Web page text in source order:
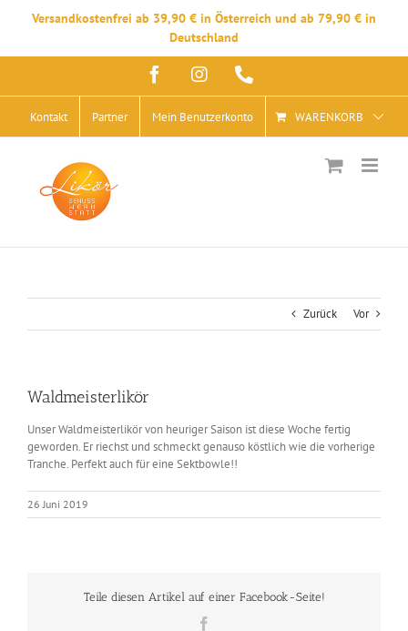
Versandkostenfrei ab 39,90 € in Österreich und ab 79,90 € in
Deutschland
springen
FacebookInstagram
Kontakt Partner Mein Benutzerkonto WARENKORB
Zurück Vor
Waldmeisterlikör
Unser Waldmeisterlikör von heuriger Saison ist diese Woche fertig
geworden. Er riechst und schmeckt genauso köstlich wie die vorherige
Tranche. Perfekt auch für eine Sektbowle!!
26 Juni 2019
Teile diesen Artikel auf einer Facebook-Seite!